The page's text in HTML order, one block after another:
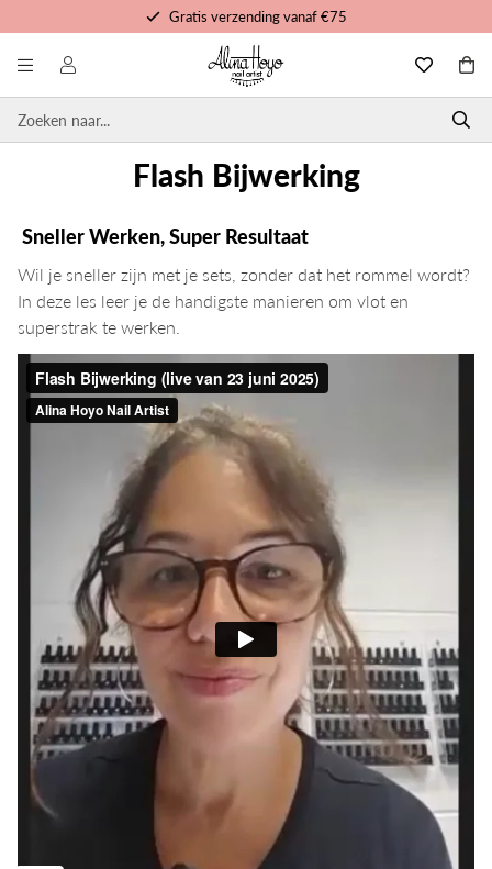
Gratis verzending vanaf €75
Gratis trainingen en tutorials
Voor 16u besteld, morgen in huis
Flash Bijwerking
Sneller Werken, Super Resultaat
Wil je sneller zijn met je sets, zonder dat het rommel wordt?
In deze les leer je de handigste manieren om vlot en
superstrak te werken.